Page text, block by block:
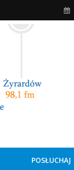
POSŁUCHAJ